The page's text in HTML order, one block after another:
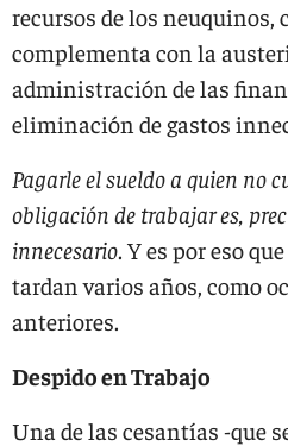
recursos de los neuquinos,
complementa con la
administración de las
eliminación de gastos
Pagarle el sueldo a quien no
obligación de trabajar es,
innecesario. Y es por eso
tardan varios años, como
anteriores.
Despido en Trabajo
Una de las cesantías -que